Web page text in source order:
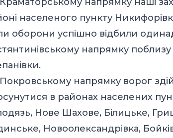
населеного пункту
оборони успішно відбили
напрямку поблизу
напрямку ворог
в районах населених
Нове Шахове, Білицьке,
Новоолександрівка,